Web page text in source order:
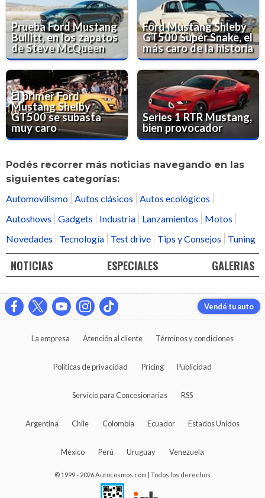
Prueba Ford Mustang
Bullitt, en los zapatos
de Steve McQueen
Ford Mustang Shleby
GT500 Super Snake, el
más caro de la historia
El primer Ford
Mustang Shelby
GT500 se subasta
muy caro
Series 1 RTR Mustang,
bien provocador
Podés recorrer más noticias navegando en las
siguientes categorías:
Automovilismo Autos clásicos
Autos ecológicos
Autoshows
Gadgets Industria Lanzamientos
Motos
Novedades
Tecnología Test drive Tips y Consejos Tuning
NOTICIAS ESPECIALES GALERIAS
Vendé tu auto
La empresa Atención al cliente Términos y condiciones
Políticas de privacidad Pricing Publicidad
Servicio para Concesionarias RSS
Argentina Chile Colombia Ecuador Estados Unidos
México Perú Uruguay Venezuela
© 1999 - 2026 Autocosmos.com | Todos los derechos